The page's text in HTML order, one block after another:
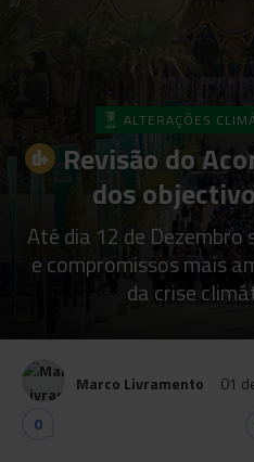
ALTERAÇÕES
Revisão do
dos
Até dia 12 de Dezembro
e compromissos mais
da crise
Marco Livramento 01
0